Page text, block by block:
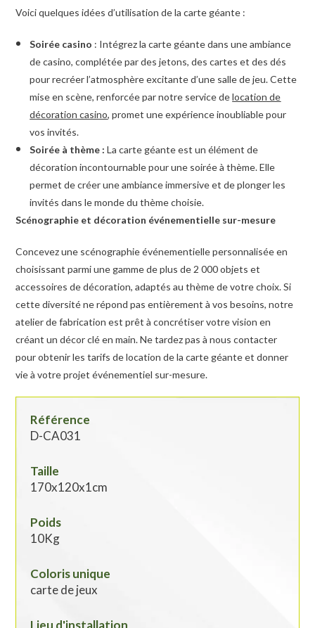
Voici quelques idées d’utilisation de la carte géante :
Soirée casino : Intégrez la carte géante dans une ambiance
de casino, complétée par des jetons, des cartes et des dés
pour recréer l’atmosphère excitante d’une salle de jeu. Cette
mise en scène, renforcée par notre service delocation de
décoration casino, promet une expérience inoubliable pour
vos invités.
Soirée à thème : La carte géante est un élément de
décoration incontournable pour une soirée à thème. Elle
permet de créer une ambiance immersive et de plonger les
invités dans le monde du thème choisie.
Scénographie et décoration événementielle sur-mesure
Concevez une scénographie événementielle personnalisée en
choisissant parmi une gamme de plus de 2 000 objets et
accessoires de décoration, adaptés au thème de votre choix. Si
cette diversité ne répond pas entièrement à vos besoins, notre
atelier de fabrication est prêt à concrétiser votre vision en
créant un décor clé en main. Ne tardez pas à nous contacter
pour obtenir les tarifs de location de la carte géante et donner
vie à votre projet événementiel sur-mesure.
Référence
D-CA031
Taille
170x120x1cm
Poids
10Kg
Coloris unique
carte de jeux
Lieu d'installation